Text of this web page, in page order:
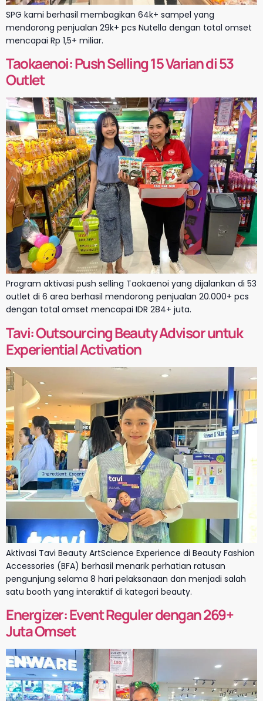
SPG kami berhasil membagikan 64k+ sampel yang
mendorong penjualan 29k+ pcs Nutella dengan total omset
mencapai Rp 1,5+ miliar.
Taokaenoi: Push Selling 15 Varian di 53
Outlet
Program aktivasi push selling Taokaenoi yang dijalankan di 53
outlet di 6 area berhasil mendorong penjualan 20.000+ pcs
dengan total omset mencapai IDR 284+ juta.
Tavi: Outsourcing Beauty Advisor untuk
Experiential Activation
Aktivasi Tavi Beauty ArtScience Experience di Beauty Fashion
Accessories (BFA) berhasil menarik perhatian ratusan
pengunjung selama 8 hari pelaksanaan dan menjadi salah
satu booth yang interaktif di kategori beauty.
Energizer: Event Reguler dengan 269+
Juta Omset